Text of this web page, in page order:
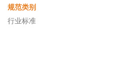
规范类别
行业标准